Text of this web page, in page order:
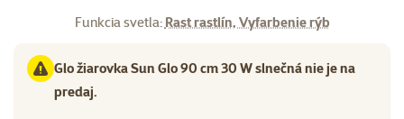
Funkcia svetla: Rast rastlín, Vyfarbenie rýb
Glo žiarovka Sun Glo 90 cm 30 W slnečná nie je na
predaj.